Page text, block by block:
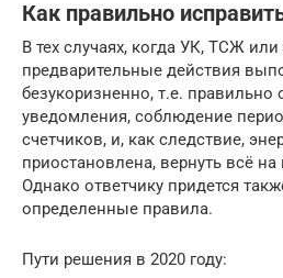
Как правильно
В тех случаях, когда УК, ТСЖ
предварительные действия
безукоризненно, т.е.
уведомления, соблюдение
счетчиков, и, как следствие,
приостановлена, вернуть всё
Однако ответчику придется
определенные правила.
Пути решения в 2020 году: